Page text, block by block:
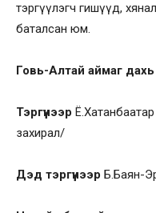
тэргүүлэгч гишүүд,
баталсан юм.
Говь-Алтай аймаг
Тэргүүнээр
захирал/
Дэд тэргүүнээр Б.Баян-